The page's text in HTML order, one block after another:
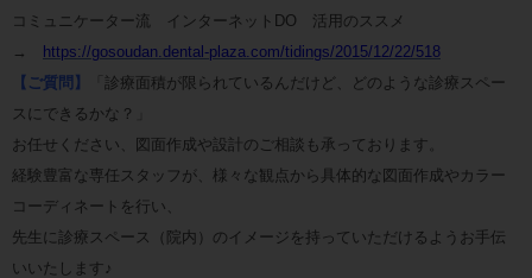
コミュニケーター流 インターネットDO 活用のススメ
→
https://gosoudan.dental-plaza.com/tidings/2015/12/22/518
【ご質問】
「診療面積が限られているんだけど、どのような診療スペー
スにできるかな？」
お任せください、図面作成や設計のご相談も承っております。
経験豊富な専任スタッフが、様々な観点から具体的な図面作成やカラー
コーディネートを行い、
先生に診療スペース（院内）のイメージを持っていただけるようお手伝
いいたします♪